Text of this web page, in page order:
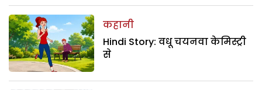
कहानी
Hindi Story: वधू चयनवा केमिस्ट्री
से